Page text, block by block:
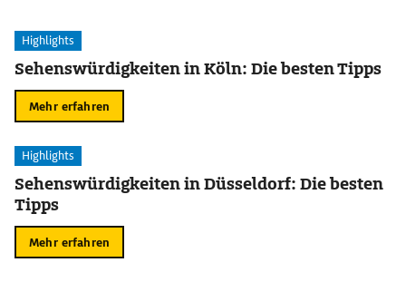
Highlights
Sehenswürdigkeiten in Köln: Die besten Tipps
Mehr erfahren
Highlights
Sehenswürdigkeiten in Düsseldorf: Die besten
Tipps
Mehr erfahren